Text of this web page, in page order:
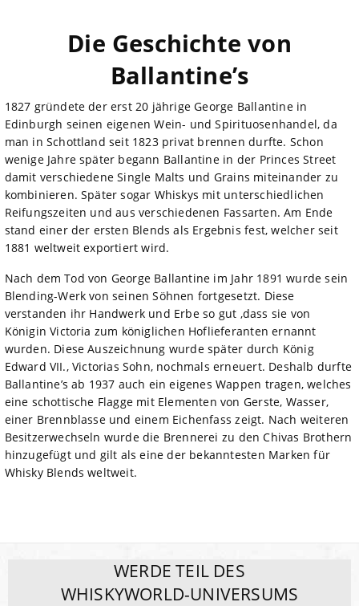
Die Geschichte von
Ballantine’s
1827 gründete der erst 20 jährige George Ballantine in
Edinburgh seinen eigenen Wein- und Spirituosenhandel, da
man in Schottland seit 1823 privat brennen durfte. Schon
wenige Jahre später begann Ballantine in der Princes Street
damit verschiedene Single Malts und Grains miteinander zu
kombinieren. Später sogar Whiskys mit unterschiedlichen
Reifungszeiten und aus verschiedenen Fassarten. Am Ende
stand einer der ersten Blends als Ergebnis fest, welcher seit
1881 weltweit exportiert wird.
Nach dem Tod von George Ballantine im Jahr 1891 wurde sein
Blending-Werk von seinen Söhnen fortgesetzt. Diese
verstanden ihr Handwerk und Erbe so gut ,dass sie von
Königin Victoria zum königlichen Hoflieferanten ernannt
wurden. Diese Auszeichnung wurde später durch König
Edward VII., Victorias Sohn, nochmals erneuert. Deshalb durfte
Ballantine’s ab 1937 auch ein eigenes Wappen tragen, welches
eine schottische Flagge mit Elementen von Gerste, Wasser,
einer Brennblasse und einem Eichenfass zeigt. Nach weiteren
Besitzerwechseln wurde die Brennerei zu den Chivas Brothern
hinzugefügt und gilt als eine der bekanntesten Marken für
Whisky Blends weltweit.
WERDE TEIL DES
WHISKYWORLD-UNIVERSUMS